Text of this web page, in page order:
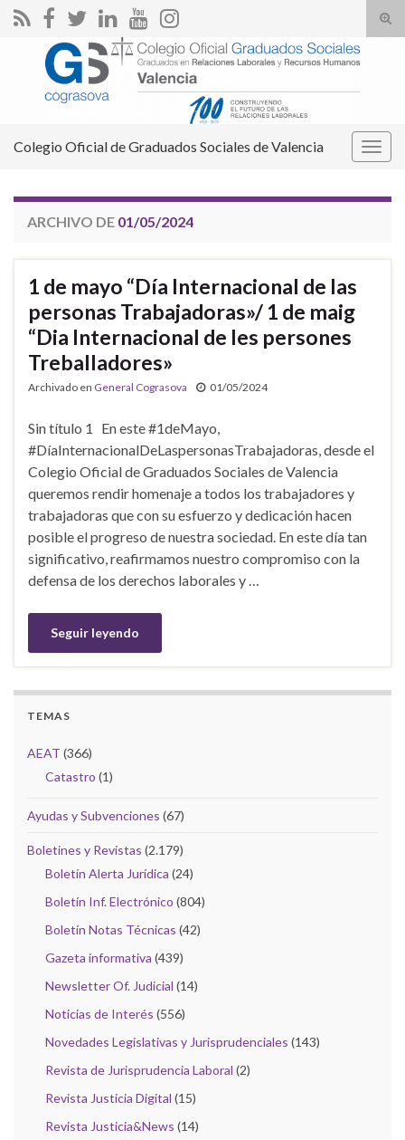
el
Search for:
Colegio Oficial de Graduados Sociales de Valencia
ARCHIVO DE 01/05/2024
1 de mayo “Día Internacional de las
personas Trabajadoras»/ 1 de maig
“Dia Internacional de les persones
Treballadores»
Archivado en General Cograsova 01/05/2024
Sin título 1 En este #1deMayo,
#DíaInternacionalDeLaspersonasTrabajadoras, desde el
Colegio Oficial de Graduados Sociales de Valencia
queremos rendir homenaje a todos los trabajadores y
trabajadoras que con su esfuerzo y dedicación hacen
posible el progreso de nuestra sociedad. En este día tan
significativo, reafirmamos nuestro compromiso con la
defensa de los derechos laborales y …
Seguir leyendo
TEMAS
AEAT (366)
Catastro (1)
Ayudas y Subvenciones (67)
Boletines y Revistas (2.179)
Boletín Alerta Jurídica (24)
Boletín Inf. Electrónico (804)
Boletín Notas Técnicas (42)
Gazeta informativa (439)
Newsletter Of. Judicial (14)
Noticias de Interés (556)
Novedades Legislativas y Jurisprudenciales (143)
Revista de Jurisprudencia Laboral (2)
Revista Justicia Digital (15)
Revista Justicia&News (14)